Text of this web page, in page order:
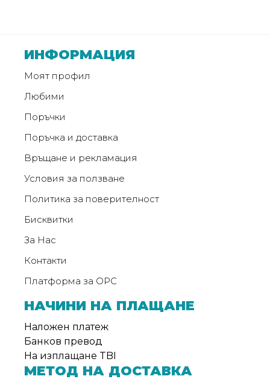
ИНФОРМАЦИЯ
Моят профил
Любими
Поръчки
Поръчка и доставка
Връщане и рекламация
Условия за ползване
Политика за поверителност
Бисквитки
За Нас
Контакти
Платформа за ОРС
НАЧИНИ НА ПЛАЩАНЕ
Наложен платеж
Банков превод
На изплащане TBI
МЕТОД НА ДОСТАВКА